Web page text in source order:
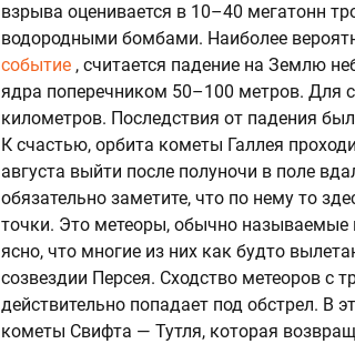
взрыва оценивается в 10–40 мегатонн
водородными бомбами. Наиболее
событие , считается падение на Землю
ядра поперечником 50–100 метров. Для
километров. Последствия от падения
К счастью, орбита кометы Галлея
августа выйти после полуночи в поле
обязательно заметите, что по нему то
точки. Это метеоры, обычно называемые
ясно, что многие из них как будто
созвездии Персея. Сходство метеоров с
действительно попадает под обстрел. В
кометы Свифта — Тутля, которая